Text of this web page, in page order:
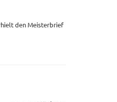
den Meisterbrief